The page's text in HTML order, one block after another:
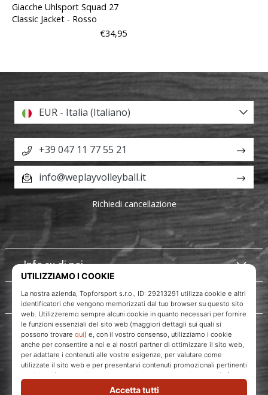
Giacche Uhlsport Squad 27
Classic Jacket - Rosso
€34,95
WePlayVolleyball.it
Info su di noi
Servizio clienti
EUR - Italia (Italiano)
+39 047 11 77 55 21
info@weplayvolleyball.it
Richiedi cancellazione